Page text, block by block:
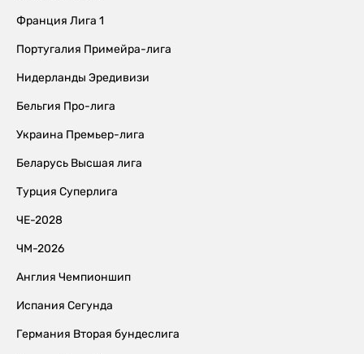
Франция Лига 1
Португалия Примейра-лига
Нидерланды Эредивизи
Бельгия Про-лига
Украина Премьер-лига
Беларусь Высшая лига
Турция Суперлига
ЧЕ-2028
ЧМ-2026
Англия Чемпионшип
Испания Сегунда
Германия Вторая бундеслига